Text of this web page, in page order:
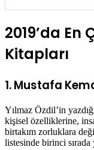
2019’da En
Kitapları
1. Mustafa
Yılmaz Özdil’in
kişisel özelliklerine,
birtakım zorluklara
listesinde birinci sırada